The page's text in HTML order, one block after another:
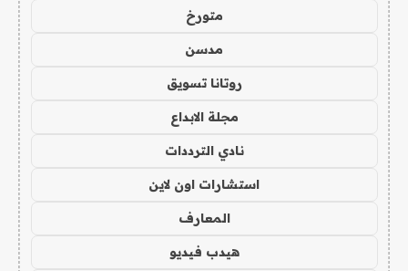
متورخ
مدسن
روتانا تسويق
مجلة الابداع
نادي الترددات
استشارات اون لاين
المعارف
هيدب فيديو